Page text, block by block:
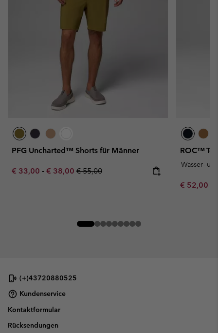
PFG Uncharted™ Shorts für Männer
Minimum sale price:
€ 33,00 - Maximum sale price:
€ 38,00 Regular price:
€ 55,00
ROC™
Wasser-
Minimum
€ 52,00
(+)43720880525
Kundenservice
Kontaktformular
Rücksendungen